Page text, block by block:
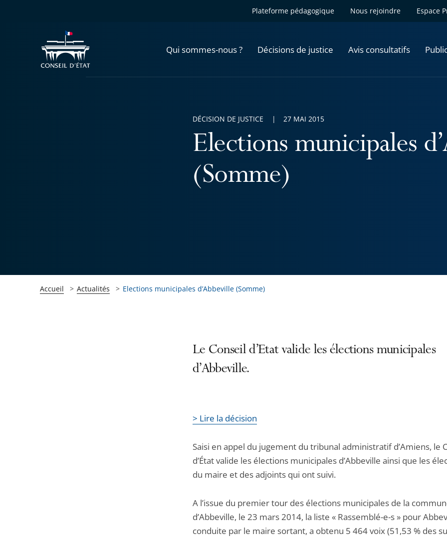
Plateforme pédagogique Nous rejoindre Espace
Qui sommes-nous ? Décisions de justice Avis consultatifs
Elections municipales
(Somme)
DÉCISION DE JUSTICE 27 MAI 2015
Accueil Actualités Elections municipales d’Abbeville (Somme)
Le Conseil d’Etat valide les élections municipales
d’Abbeville.
> Lire la décision
Saisi en appel du jugement du tribunal administratif d’Amiens, le
d’État valide les élections municipales d’Abbeville ainsi que les
du maire et des adjoints qui ont suivi.
A l’issue du premier tour des élections municipales de la
d’Abbeville, le 23 mars 2014, la liste « Rassemblé-e-s » pour
conduite par le maire sortant, a obtenu 5 464 voix (51,53 % des